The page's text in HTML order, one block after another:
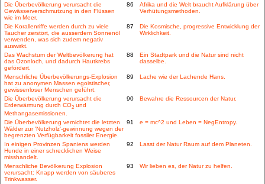
Die Überbevölkerung verursacht die
Gewässerverschmutzung in den Flüssen
wie im Meer.
86
Afrika und die Welt braucht Aufklärung über
Verhütungsmethoden.
Die Korallenriffe werden durch zu viele
Taucher zerstört, die ausserdem Sonnenöl
verwenden, was sich zudem negativ
auswirkt.
87
Die Kosmische, progressive Entwicklung der
Wirklichkeit.
Das Wachstum der Weltbevölkerung hat
das Ozonloch, und dadurch Hautkrebs
gefördert.
88
Ein Stadtpark und die Natur sind nicht
dasselbe.
Menschliche Überbevölkerungs-Explosion
hat zu anonymen Massen egoistischer,
gewissenloser Menschen geführt.
89 Lache wie der Lachende Hans.
Die Überbevölkerung verursacht die
Erderwärmung durch CO2 und
Methangasemissionen.
90 Bewahre die Ressourcen der Natur.
Die Überbevölkerung vernichtet die letzten
Wälder zur 'Nutzholz'-gewinnung wegen der
begrenzten Verfügbarkeit fossiler Energie.
91 e = mc^2 und Leben = NegEntropy.
In einigen Provinzen Spaniens werden
Hunde in einer schrecklichen Weise
misshandelt.
92 Lasst der Natur Raum auf dem Planeten.
Menschliche Bevölkerung Explosion
verursacht: Knapp werden von säuberes
Trinkwasser.
93 Wir lieben es, der Natur zu helfen.